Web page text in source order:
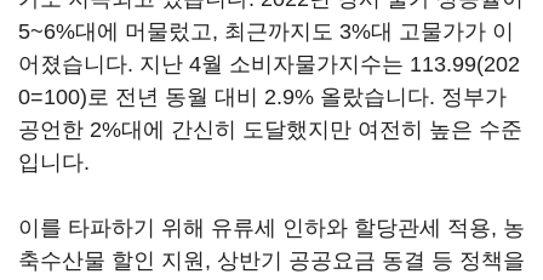
5~6%대에 머물렀고, 최근까지도 3%대 고물가가 이
어졌습니다. 지난 4월 소비자물가지수는 113.99(202
0=100)로 전년 동월 대비 2.9% 올랐습니다. 정부가
공언한 2%대에 간신히 도달했지만 여전히 높은 수준
입니다.
이를 타파하기 위해 유류세 인하와 할당관세 적용, 농
축수산물 할인 지원, 상반기 공공요금 동결 등 정책을